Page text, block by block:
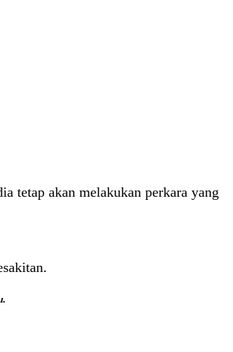
tetap akan melakukan perkara yang